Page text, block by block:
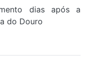
dias após a
do Douro